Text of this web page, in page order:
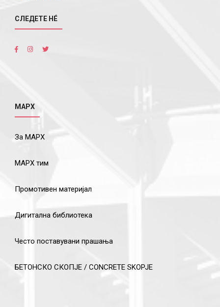
СЛЕДЕТЕ НÉ
МАРХ
За МАРХ
МАРХ тим
Промотивен материјал
Дигитална библиотека
Често поставувани прашања
БЕТОНСКО СКОПЈЕ / CONCRETE SKOPJE